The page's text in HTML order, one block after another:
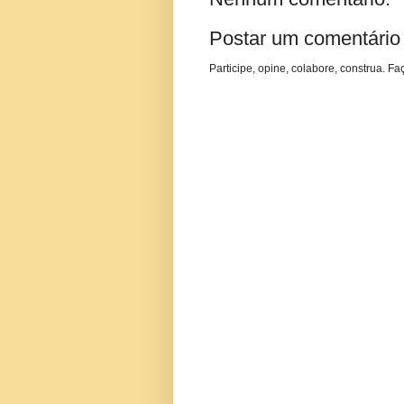
Postar um comentário
Participe, opine, colabore, construa.